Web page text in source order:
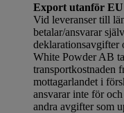
Export utanför EU
Vid leveranser till
betalar/ansvarar
deklarationsavgifter
White Powder AB
transportkostnaden
mottagarlandet i
ansvarar inte för
andra avgifter som